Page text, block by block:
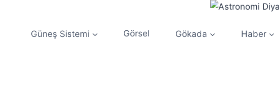
Güneş Sistemi Görsel Gökada Haber